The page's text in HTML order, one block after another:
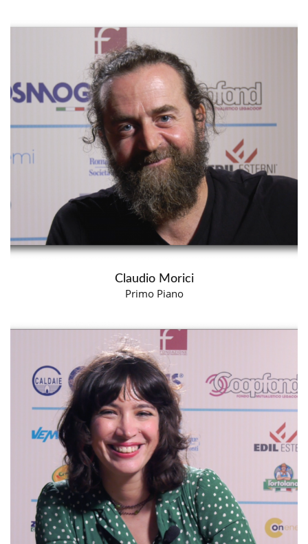
Claudio Morici
Primo Piano